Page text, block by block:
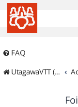
FAQ
UtagawaVTT (Randos VTT et VTTAE avec traces GPS)